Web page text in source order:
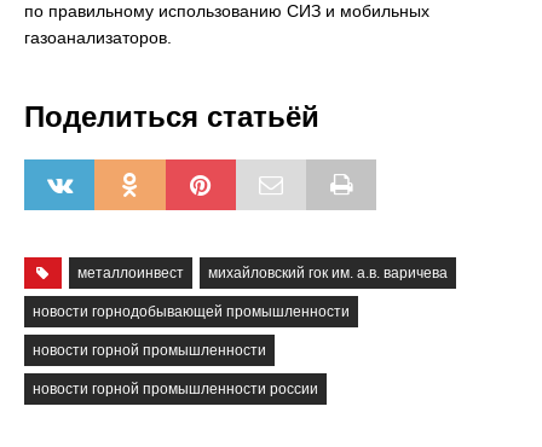
по правильному использованию СИЗ и мобильных
газоанализаторов.
Поделиться статьёй
металлоинвест михайловский гок им. а.в. варичева
новости горнодобывающей промышленности
новости горной промышленности
новости горной промышленности россии